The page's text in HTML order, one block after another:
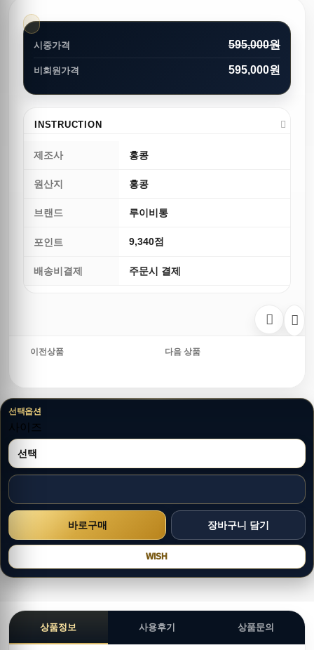
시중가격 595,000원
비회원가격 595,000원
INSTRUCTION
제조사 홍콩
원산지 홍콩
브랜드 루이비통
포인트 9,340점
배송비결제 주문시 결제
이전상품 다음 상품
선택옵션
사이즈
WISH
상품정보 사용후기 상품문의